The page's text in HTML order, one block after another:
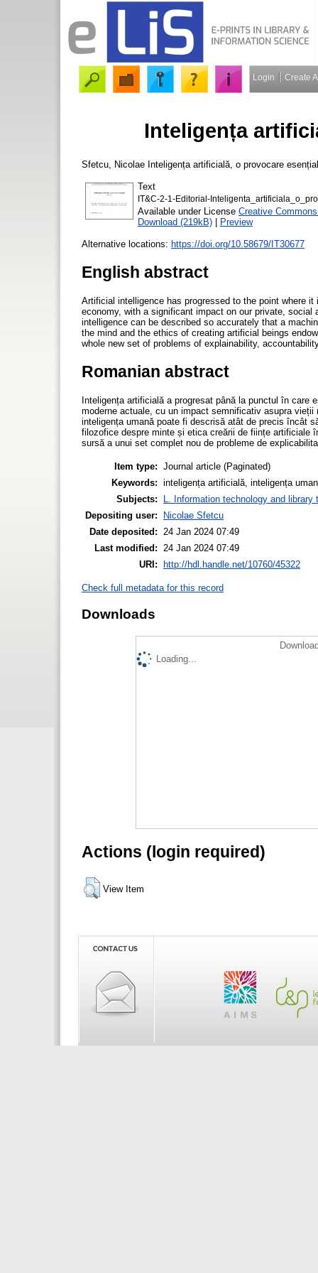
Login Create
Inteligența
Sfetcu, Nicolae Inteligența artificială, o provocare
Text
IT&C-2-1-Editorial-
Available under License Creative
Download (219kB) | Preview
Alternative locations: https://doi.org/10.58679/IT30677
English abstract
Artificial intelligence has progressed to the point where
economy, with a significant impact on our private,
intelligence can be described so accurately that a
the mind and the ethics of creating artificial beings
whole new set of problems of explainability,
Romanian abstract
Inteligența artificială a progresat până la punctul în care
moderne actuale, cu un impact semnificativ asupra
inteligența umană poate fi descrisă atât de precis încât
filozofice despre minte și etica creării de ființe artificiale
sursă a unui set complet nou de probleme de
Item type: Journal article (Paginated)
Keywords: inteligența artificială, inteligența
Subjects:
L. Information technology and library
Depositing user:
Nicolae Sfetcu
Date deposited:
24 Jan 2024 07:49
Last modified:
24 Jan 2024 07:49
URI:
http://hdl.handle.net/10760/45322
Check full metadata for this record
Downloads
Loading...
Actions (login required)
View Item